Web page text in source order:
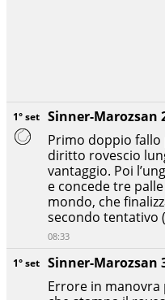
1° set Sinner-Marozsan
Errore in
1° set Sinner-Marozsan
Primo doppio fallo
diritto rovescio
vantaggio. Poi
e concede tre
mondo, che
secondo tentativo
08:33